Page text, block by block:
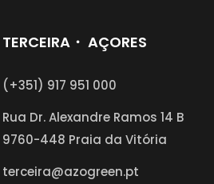
TERCEIRA・ AÇORES
(+351) 917 951 000
Rua Dr. Alexandre Ramos 14 B
9760-448 Praia da Vitória
terceira@azogreen.pt